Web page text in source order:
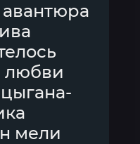
авантюра
любви
мели